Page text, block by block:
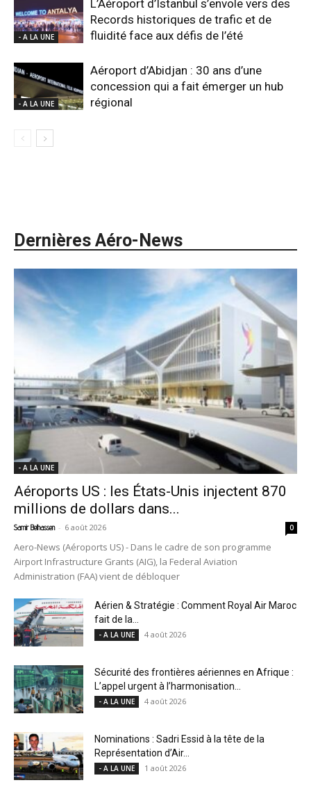
- A LA UNE
L’Aéroport d’Istanbul s’envole vers des
Records historiques de trafic et de
fluidité face aux défis de l’été
- A LA UNE
Aéroport d’Abidjan : 30 ans d’une
concession qui a fait émerger un hub
régional
Dernières Aéro-News
- A LA UNE
Aéroports US : les États-Unis injectent 870
millions de dollars dans...
Samir Belhassen - 6 août 2026 0
Aero-News (Aéroports US) - Dans le cadre de son programme
Airport Infrastructure Grants (AIG), la Federal Aviation
Administration (FAA) vient de débloquer
Aérien & Stratégie : Comment Royal Air Maroc
fait de la...
- A LA UNE 4 août 2026
Sécurité des frontières aériennes en Afrique :
L’appel urgent à l’harmonisation...
- A LA UNE 4 août 2026
Nominations : Sadri Essid à la tête de la
Représentation d’Air...
- A LA UNE 1 août 2026